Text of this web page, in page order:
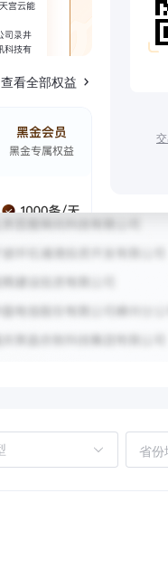
查看全部权益
省份